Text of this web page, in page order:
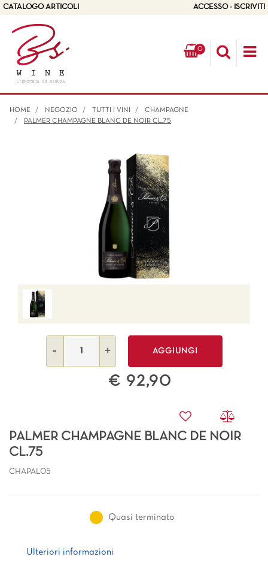
CATALOGO ARTICOLI ACCESSO - ISCRIVITI
0
HOME NEGOZIO TUTTI I VINI
CHAMPAGNE
PALMER CHAMPAGNE BLANC DE NOIR CL.75
AGGIUNGI
€ 92,90
PALMER CHAMPAGNE BLANC DE NOIR
CL.75
CHAPAL05
Quasi terminato
Ulteriori informazioni
Ulteriori informazioni